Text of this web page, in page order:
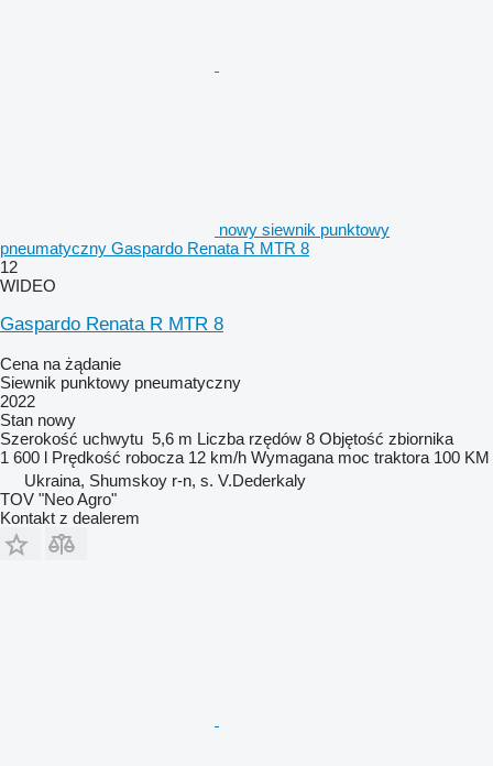
nowy siewnik punktowy
pneumatyczny Gaspardo Renata R MTR 8
12
WIDEO
Gaspardo Renata R MTR 8
Cena na żądanie
Siewnik punktowy pneumatyczny
2022
Stan nowy
Szerokość uchwytu 5,6 m Liczba rzędów 8 Objętość zbiornika
1 600 l Prędkość robocza 12 km/h Wymagana moc traktora 100 KM
Ukraina, Shumskoy r-n, s. V.Dederkaly
TOV "Neo Agro"
Kontakt z dealerem